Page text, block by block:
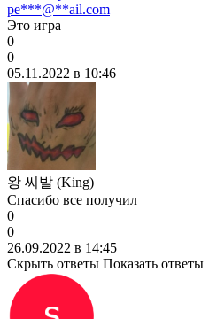
pe***@**ail.com
Это игра
0
0
05.11.2022 в 10:46
왕 씨발 (King)
Спасибо все получил
0
0
26.09.2022 в 14:45
Скрыть ответы Показать ответы